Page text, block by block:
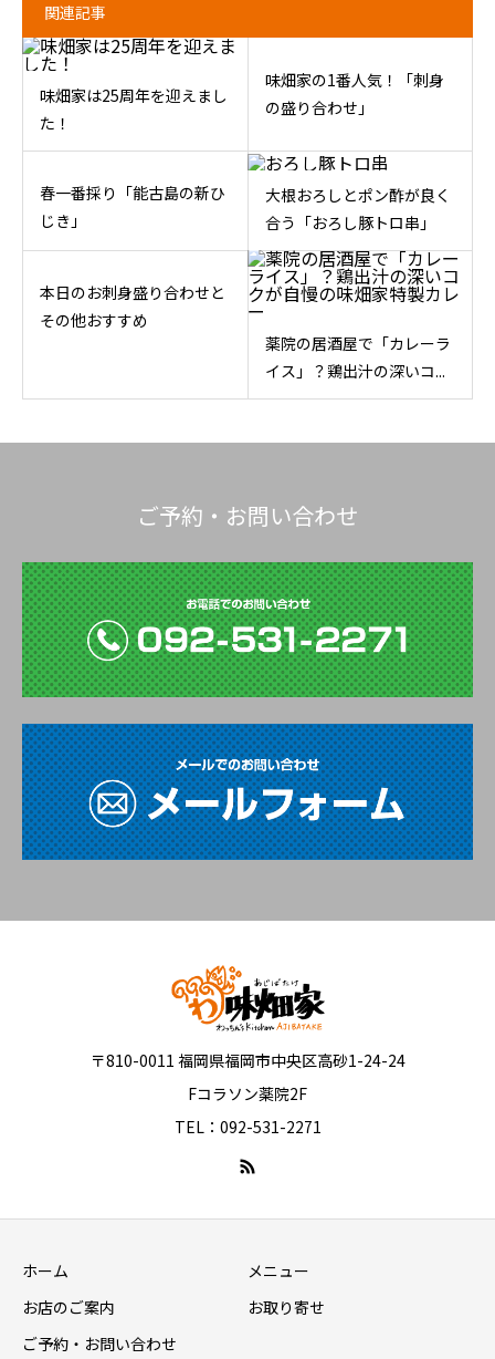
関連記事
味畑家は25周年を迎えまし
た！
味畑家の1番人気！「刺身
の盛り合わせ」
春一番採り「能古島の新ひ
じき」
大根おろしとポン酢が良く
合う「おろし豚トロ串」
本日のお刺身盛り合わせと
その他おすすめ
薬院の居酒屋で「カレーラ
イス」？鶏出汁の深いコ...
ご予約・お問い合わせ
〒810-0011 福岡県福岡市中央区高砂1-24-24
Fコラソン薬院2F
TEL：092-531-2271
ホーム
メニュー
お店のご案内
お取り寄せ
ご予約・お問い合わせ